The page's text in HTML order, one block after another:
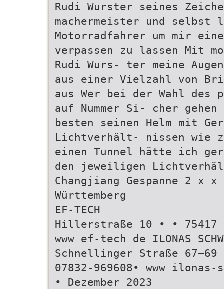
Rudi Wurster seines
machermeister und
Motorradfahrer um mir
verpassen zu lassen Mit
Rudi Wurs- ter meine
aus einer Vielzahl von
aus Wer bei der Wahl des
auf Nummer Si- cher
besten seinen Helm mit
Lichtverhält- nissen wie
einen Tunnel hätte ich
den jeweiligen
Changjiang Gespanne 2 x
Württemberg
EF-TECH
Hillerstraße 10 • • 75417
www ef-tech de ILONAS
Schnellinger Straße 67–69
07832-969608• www ilonas-
• Dezember 2023